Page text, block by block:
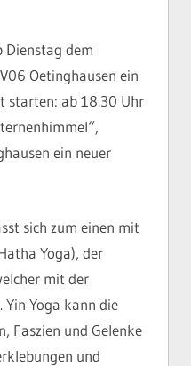
Dienstag dem
Oetinghausen ein
starten: ab 18.30 Uhr
ein neuer
sich zum einen mit
Yoga), der
mit der
Yoga kann die
Faszien und Gelenke
und